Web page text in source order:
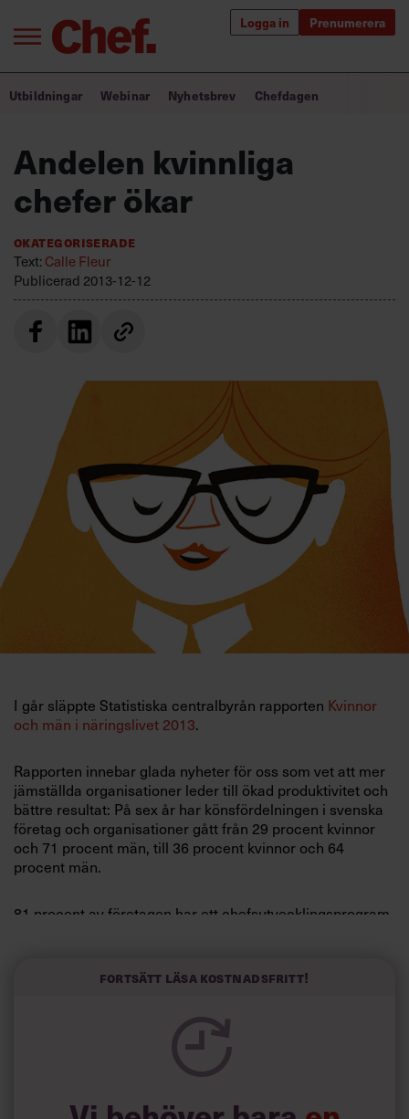
Logga in Prenumerera
Prenumerera
Annonsera
Kontakta oss
Kundservice
Villkor och policy för
personuppgiftsbehandling
efter:
Bra ledare förändrar världen
Utbildning för ledare
Chefakademin+
Populära utbildningar
Utbildningar Webinar Nyhetsbrev Chefdagen
Andelen kvinnliga
chefer ökar
Okategoriserade
Text:Calle Fleur
Publicerad 2013-12-12
I går släppte Statistiska centralbyrån rapporten Kvinnor
och män i näringslivet 2013.
Rapporten innebar glada nyheter för oss som vet att mer
jämställda organisationer leder till ökad produktivitet och
bättre resultat: På sex år har könsfördelningen i svenska
företag och organisationer gått från 29 procent kvinnor
och 71 procent män, till 36 procent kvinnor och 64
procent män.
81 procent av företagen har ett chefsutvecklingsprogram.
färskt exempel på hur företag kan arbeta med den typen
av projekt, besök hemsidan för projektetBattle of the
Undersökningen visar också att det är stora skillnader
Fortsätt läsa kostnadsfritt!